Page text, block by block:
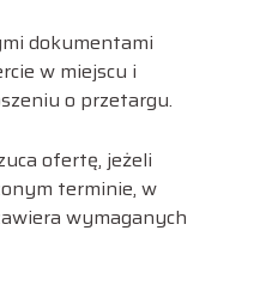
dokumentami
w miejscu i
o przetargu.
ofertę, jeżeli
terminie, w
wymaganych